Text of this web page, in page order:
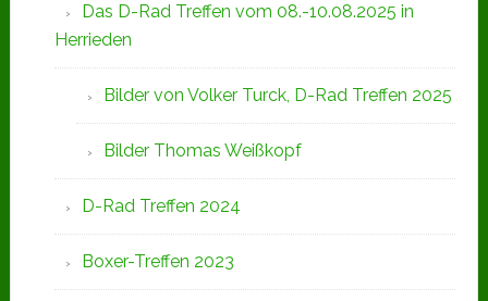
Das D-Rad Treffen vom 08.-10.08.2025 in
Herrieden
Bilder von Volker Turck, D-Rad Treffen 2025
Bilder Thomas Weißkopf
D-Rad Treffen 2024
Boxer-Treffen 2023